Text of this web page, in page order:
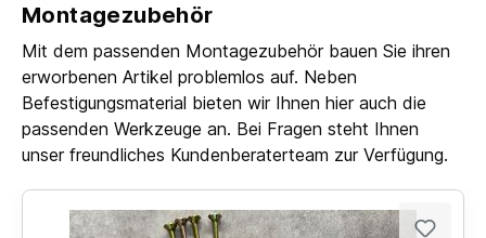
Montagezubehör
Mit dem passenden Montagezubehör bauen Sie ihren
erworbenen Artikel problemlos auf. Neben
Befestigungsmaterial bieten wir Ihnen hier auch die
passenden Werkzeuge an. Bei Fragen steht Ihnen
unser freundliches Kundenberaterteam zur Verfügung.